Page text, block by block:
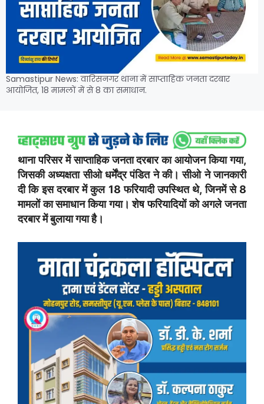
Samastipur News: वारिसनगर थाना में साप्ताहिक जनता दरबार
आयोजित, 18 मामलों में से 8 का समाधान.
थाना परिसर में साप्ताहिक जनता दरबार का आयोजन किया गया,
जिसकी अध्यक्षता सीओ धर्मेंद्र पंडित ने की। सीओ ने जानकारी
दी कि इस दरबार में कुल 18 फरियादी उपस्थित थे, जिनमें से 8
मामलों का समाधान किया गया। शेष फरियादियों को अगले जनता
दरबार में बुलाया गया है।